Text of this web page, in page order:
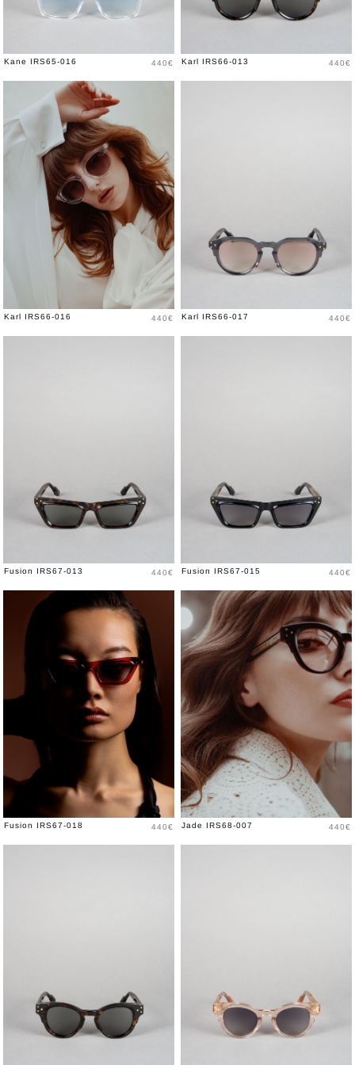
Kane IRS65-016 Prix
440€ Karl IRS66-013 Prix
440€
Karl IRS66-016 Prix
440€ Karl IRS66-017 Prix
440€
Fusion IRS67-013 Prix
440€ Fusion IRS67-015 Prix
440€
Fusion IRS67-018 Prix
440€ Jade IRS68-007 Prix
440€